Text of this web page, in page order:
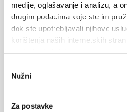
medije, oglašavanje i analizu, a
drugim podacima koje ste im
dok ste upotrebljavali njihove
korištenja naših internetskih
pristanka
Nužni
Za postavke
Arias under the
Kaštel Stari is once again
traditional...
WEITERLESEN